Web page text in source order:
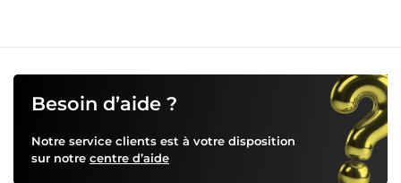
Besoin d’aide ?
Notre service clients est à votre disposition
sur notre centre d’aide